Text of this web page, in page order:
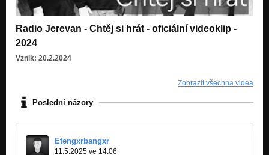
Radio Jerevan - Chtěj si hrát - oficiální videoklip -
2024
Vznik: 20.2.2024
Zobrazit všechna videa
Poslední názory
Etengxrbangxr
11.5.2025 ve 14:06